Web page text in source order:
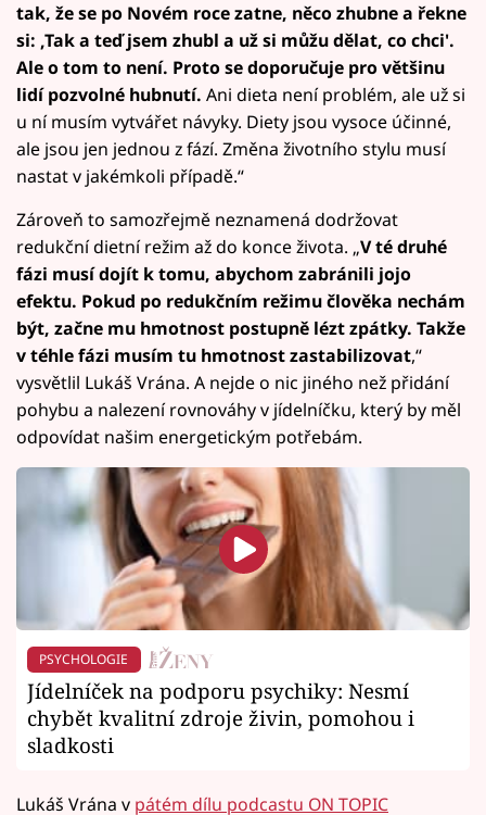
tak, že se po Novém roce zatne, něco zhubne a řekne
si: ‚Tak a teď jsem zhubl a už si můžu dělat, co chci'.
Ale o tom to není. Proto se doporučuje pro většinu
lidí pozvolné hubnutí. Ani dieta není problém, ale už si
u ní musím vytvářet návyky. Diety jsou vysoce účinné,
ale jsou jen jednou z fází. Změna životního stylu musí
nastat v jakémkoli případě.“
Zároveň to samozřejmě neznamená dodržovat
redukční dietní režim až do konce života. „V té druhé
fázi musí dojít k tomu, abychom zabránili jojo
efektu. Pokud po redukčním režimu člověka nechám
být, začne mu hmotnost postupně lézt zpátky. Takže
v téhle fázi musím tu hmotnost zastabilizovat,“
vysvětlil Lukáš Vrána. A nejde o nic jiného než přidání
pohybu a nalezení rovnováhy v jídelníčku, který by měl
odpovídat našim energetickým potřebám.
PSYCHOLOGIE
Jídelníček na podporu psychiky: Nesmí
chybět kvalitní zdroje živin, pomohou i
sladkosti
Lukáš Vrána v pátém dílu podcastu ON TOPIC